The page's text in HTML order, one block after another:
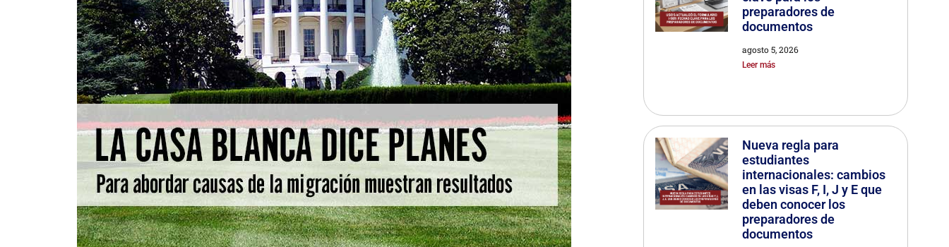
preparadores de
documentos
agosto 5, 2026
Leer más
Nueva regla para
estudiantes
internacionales: cambios
en las visas F, I, J y E que
deben conocer los
preparadores de
documentos